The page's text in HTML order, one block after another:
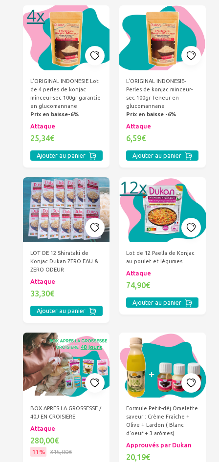
L'ORIGINAL INDONESIE Lot
de 4 perles de konjac
minceur-sec 100gr garantie
en glucomannane
Prix en baisse-6%
Attaque
25,34€
Ajouter au panier
L'ORIGINAL INDONESIE-
Perles de konjac minceur-
sec 100gr Teneur en
glucomannane
Prix en baisse -6%
Attaque
6,59€
Ajouter au panier
LOT DE 12 Shirataki de
Konjac Dukan ZERO EAU &
ZERO ODEUR
Attaque
33,30€
Ajouter au panier
Lot de 12 Paella de Konjac
au poulet et légumes
Attaque
74,90€
Ajouter au panier
BOX APRES LA GROSSESSE /
40J EN CROISIERE
Attaque
280,00€
11% 315,00€
Formule Petit-déj Omelette
saveur : Crème Fraîche +
Olive + Lardon ( Blanc
d'oeuf + 3 arômes)
Approuvés par Dukan
20,19€